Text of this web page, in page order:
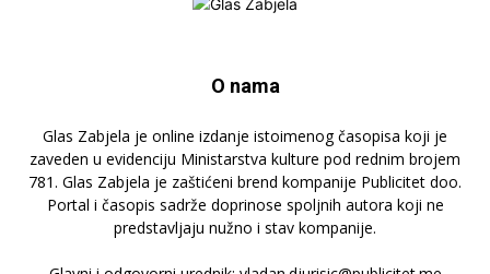
O nama
Glas Zabjela je online izdanje istoimenog časopisa koji je
zaveden u evidenciju Ministarstva kulture pod rednim brojem
781. Glas Zabjela je zaštićeni brend kompanije Publicitet doo.
Portal i časopis sadrže doprinose spoljnih autora koji ne
predstavljaju nužno i stav kompanije.